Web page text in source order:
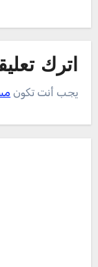
اترك
يجب أنت تكون